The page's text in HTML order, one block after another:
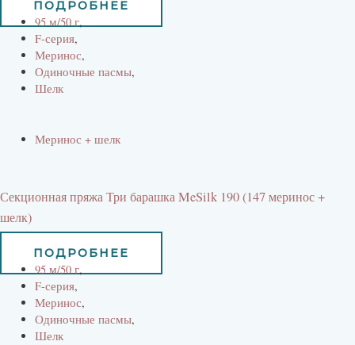
ПОДРОБНЕЕ
95 м/50 г,
F-серия,
Меринос,
Одиночные пасмы,
Шелк
Меринос + шелк
Секционная пряжа Три барашка MeSilk 190 (147 меринос +
шелк)
660руб 594руб
ПОДРОБНЕЕ
95 м/50 г,
F-серия,
Меринос,
Одиночные пасмы,
Шелк